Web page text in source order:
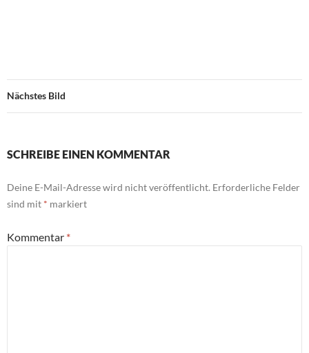
Nächstes Bild
SCHREIBE EINEN KOMMENTAR
Deine E-Mail-Adresse wird nicht veröffentlicht. Erforderliche Felder
sind mit * markiert
Kommentar *